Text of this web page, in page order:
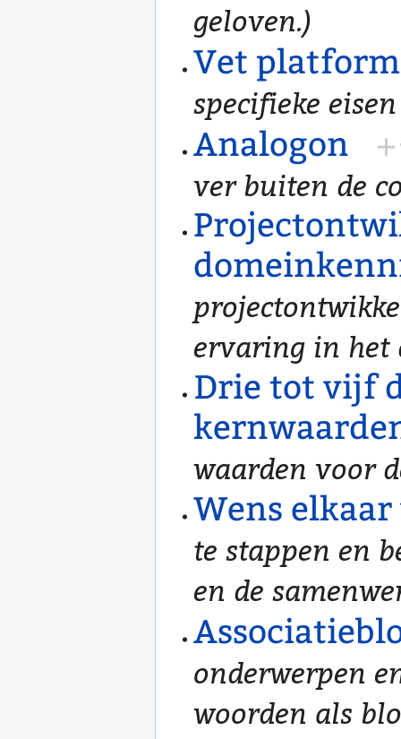
geloven.)
Vet platform
specifieke
Analogon +
ver buiten de
ervaring in het
Drie tot vijf
waarden voor
Wens
te stappen en
en de
onderwerpen
woorden als